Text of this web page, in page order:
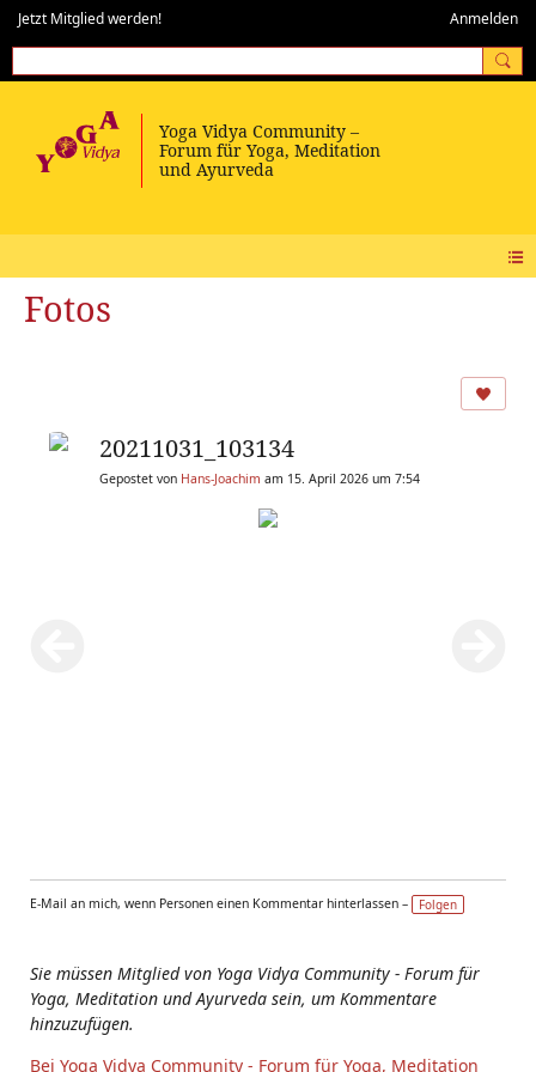
Jetzt Mitglied werden! Anmelden
Fotos
20211031_103134
Gepostet von Hans-Joachim am 15. April 2026 um 7:54
E-Mail an mich, wenn Personen einen Kommentar hinterlassen – Folgen
Sie müssen Mitglied von Yoga Vidya Community - Forum für
Yoga, Meditation und Ayurveda sein, um Kommentare
hinzuzufügen.
Bei Yoga Vidya Community - Forum für Yoga, Meditation